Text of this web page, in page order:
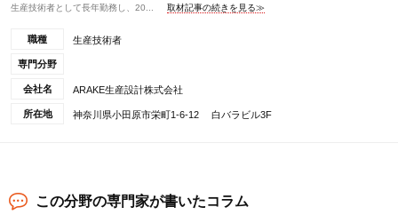
生産技術者として長年勤務し、20...
取材記事の続きを見る≫
職種 生産技術者
専門分野
会社名 ARAKE生産設計株式会社
所在地 神奈川県小田原市栄町1-6-12 白バラビル3F
この分野の専門家が書いたコラム